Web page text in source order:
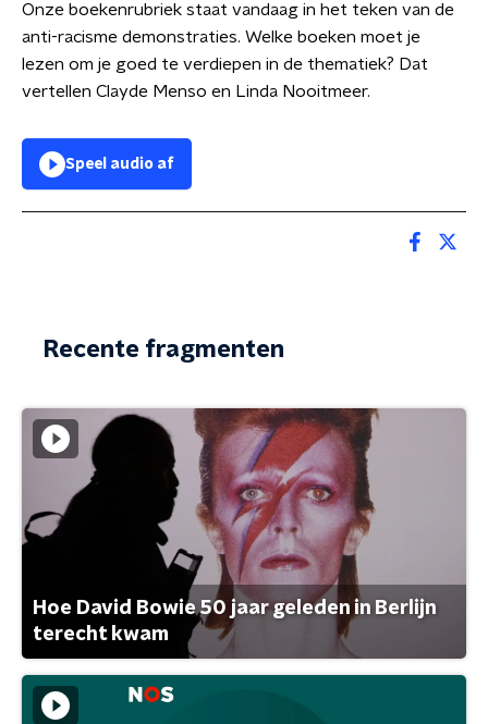
Onze boekenrubriek staat vandaag in het teken van de
anti-racisme demonstraties. Welke boeken moet je
lezen om je goed te verdiepen in de thematiek? Dat
vertellen Clayde Menso en Linda Nooitmeer.
Speel audio af
Recente fragmenten
Hoe David Bowie 50 jaar geleden in Berlijn
terecht kwam